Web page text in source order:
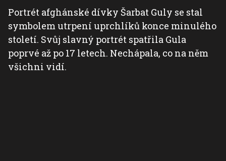
Portrét afghánské dívky Šarbat Guly se stal
symbolem utrpení uprchlíků konce minulého
století. Svůj slavný portrét spatřila Gula
poprvé až po 17 letech. Nechápala, co na něm
všichni vidí.